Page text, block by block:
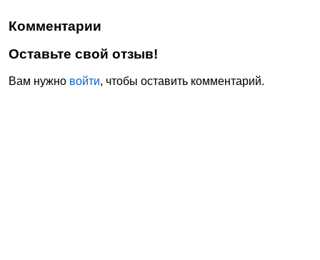
Комментарии
Оставьте свой отзыв!
Вам нужно войти, чтобы оставить комментарий.